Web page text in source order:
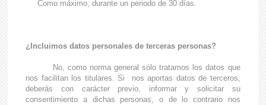
Como máximo, durante un periodo de 30 días.
¿Incluimos datos personales de terceras personas?
No, como norma general sólo tratamos los datos que
nos facilitan los titulares. Si nos aportas datos de terceros,
deberás con carácter previo, informar y solicitar su
consentimiento a dichas personas, o de lo contrario nos